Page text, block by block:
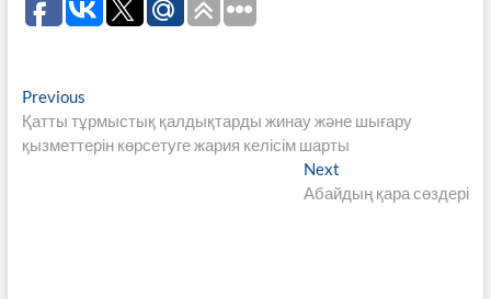
Навигация
по
PreviousPrevious
post:
Қатты тұрмыстық қалдықтарды жинау және шығару
қызметтерін көрсетуге жария келісім шарты
Next
post:
Абайдың қара сөздері